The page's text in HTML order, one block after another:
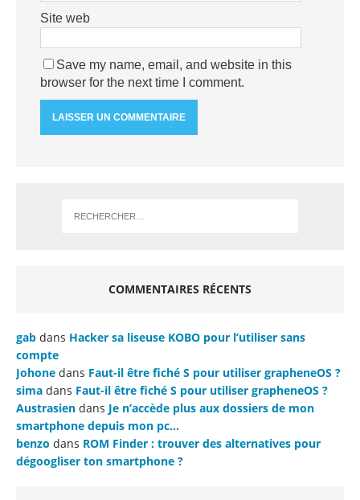
Site web
Save my name, email, and website in this
browser for the next time I comment.
COMMENTAIRES RÉCENTS
gab dans Hacker sa liseuse KOBO pour l’utiliser sans
compte
Johone dans Faut-il être fiché S pour utiliser grapheneOS ?
sima dans Faut-il être fiché S pour utiliser grapheneOS ?
Austrasien dans Je n’accède plus aux dossiers de mon
smartphone depuis mon pc…
benzo dans ROM Finder : trouver des alternatives pour
dégoogliser ton smartphone ?